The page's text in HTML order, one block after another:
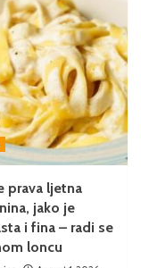
prava ljetna
jako je
i fina – radi se
loncu